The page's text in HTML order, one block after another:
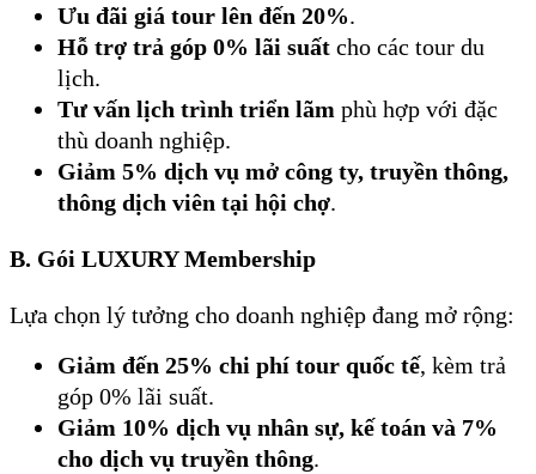
Ưu đãi giá tour lên đến 20%.
Hỗ trợ trả góp 0% lãi suất cho các tour du
lịch.
Tư vấn lịch trình triển lãm phù hợp với đặc
thù doanh nghiệp.
Giảm 5% dịch vụ mở công ty, truyền thông,
thông dịch viên tại hội chợ.
B. Gói LUXURY Membership
Lựa chọn lý tưởng cho doanh nghiệp đang mở rộng:
Giảm đến 25% chi phí tour quốc tế, kèm trả
góp 0% lãi suất.
Giảm 10% dịch vụ nhân sự, kế toán và 7%
cho dịch vụ truyền thông.